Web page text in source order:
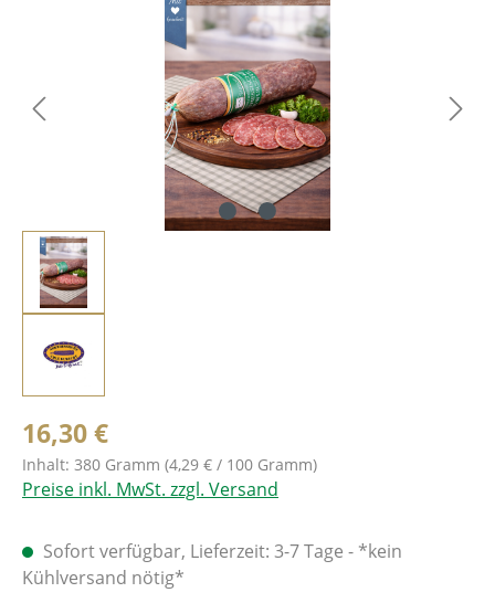
16,30 €
Inhalt: 380 Gramm (4,29 € / 100 Gramm)
Preise inkl. MwSt. zzgl. Versand
Sofort verfügbar, Lieferzeit: 3-7 Tage - *kein
Kühlversand nötig*